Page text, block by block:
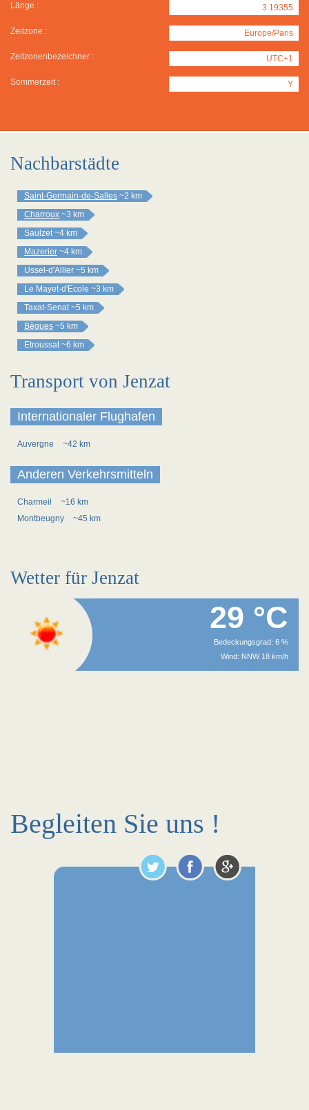
Länge : 3.19355
Zeitzone : Europe/Paris
Zeitzonenbezeichner : UTC+1
Sommerzeit : Y
Nachbarstädte
Saint-Germain-de-Salles ~2 km
Charroux ~3 km
Saulzet ~4 km
Mazerier ~4 km
Ussel-d'Allier ~5 km
Le Mayet-d'Ecole ~3 km
Taxat-Senat ~5 km
Bègues ~5 km
Etroussat ~6 km
Transport von Jenzat
Internationaler Flughafen
Auvergne ~42 km
Anderen Verkehrsmitteln
Charmeil
~16 km
Montbeugny
~45 km
Wetter für Jenzat
29 °C
Bedeckungsgrad: 6 %
Wind: NNW 18 km/h
Begleiten Sie uns !